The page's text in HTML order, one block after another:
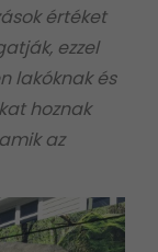
értéket
ezzel
lakóknak és
hoznak
az